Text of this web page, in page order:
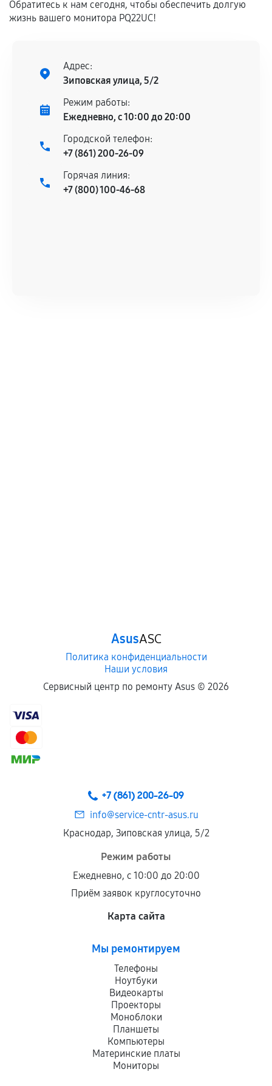
дефектов.
Установка была выполнена нашим сервисным
остается на стороне производителя или
продавца. За качество сторонних деталей
сервисный центр ответственности не несет.
Обратитесь к нам сегодня, чтобы обеспечить долгую
жизнь вашего монитора PQ22UC!
Адрес:
Зиповская улица, 5/2
Режим работы:
Ежедневно, с 10:00 до 20:00
Городской телефон:
+7 (861) 200-26-09
Горячая линия:
+7 (800) 100-46-68
AsusASC
Политика конфиденциальности
Наши условия
Сервисный центр по ремонту Asus © 2026
+7 (861) 200-26-09
info@service-cntr-asus.ru
Краснодар, Зиповская улица, 5/2
Режим работы
Ежедневно, с 10:00 до 20:00
Приём заявок круглосуточно
Карта сайта
Мы ремонтируем
Телефоны
Ноутбуки
Видеокарты
Проекторы
Моноблоки
Планшеты
Компьютеры
Материнские платы
Мониторы